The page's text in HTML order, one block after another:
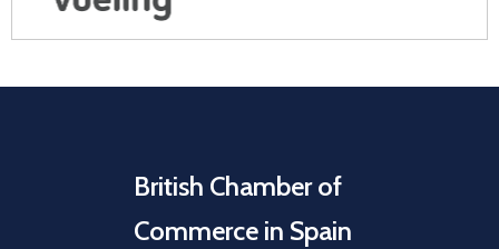
British Chamber of
Commerce in Spain